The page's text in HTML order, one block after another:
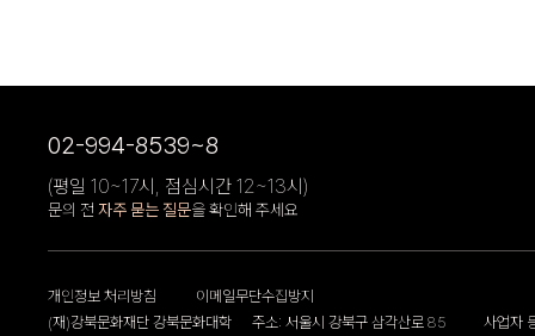
02-994-8539~8
(평일 10~17시, 점심시간 12~13시)
문의 전 자주 묻는 질문을 확인해 주세요
개인정보 처리방침
이메일무단수집방지
(재)강북문화재단 강북문화대학
주소: 서울시 강북구 삼각산로 85
사업자